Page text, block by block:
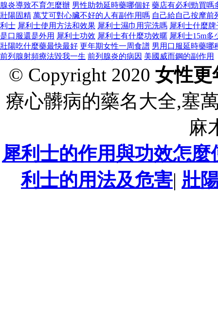
腺炎導致不育怎麼辦 男性助勃延時藥哪個好 藥店有必利勁買嗎
壯陽固精 萬艾可對心臟不好的人有副作用嗎 自己給自己按摩前
利士 犀利士使用方法和效果 犀利士濕巾用完洗嗎 犀利士什麼
是口服還是外用 犀利士功效 犀利士有什麼功效暱 犀利士15m多
壯陽吃什麼藥最快最好 更年期女性一周食譜 男用口服延時藥哪
前列腺射頻療法毀我一生 前列腺炎的病因 美國威而鋼的副作用
© Copyright 2020 女性更
療心髒病的藥名大全,塞
麻
犀利士的作用與功效怎麼
利士的用法及危害| 壯